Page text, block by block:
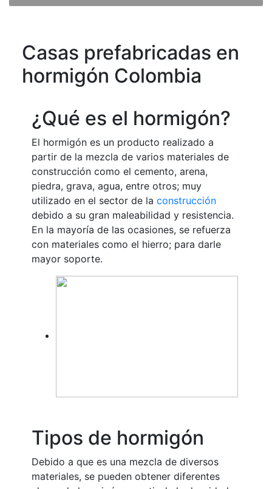
Casas prefabricadas en
hormigón Colombia
¿Qué es el hormigón?
El hormigón es un producto realizado a
partir de la mezcla de varios materiales de
construcción como el cemento, arena,
piedra, grava, agua, entre otros; muy
utilizado en el sector de la construcción
debido a su gran maleabilidad y resistencia.
En la mayoría de las ocasiones, se refuerza
con materiales como el hierro; para darle
mayor soporte.
Tipos de hormigón
Debido a que es una mezcla de diversos
materiales, se pueden obtener diferentes